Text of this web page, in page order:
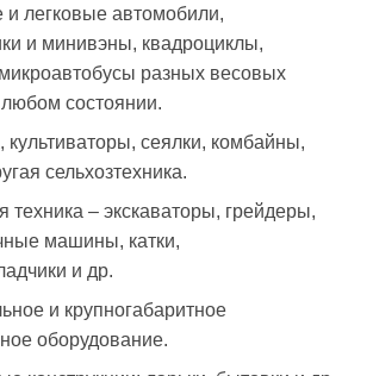
и легковые автомобили,
и минивэны, квадроциклы,
разных весовых
любом состоянии.
культиваторы, сеялки, комбайны,
сельхозтехника.
техника – экскаваторы, грейдеры,
машины, катки,
и др.
и крупногабаритное
оборудование.